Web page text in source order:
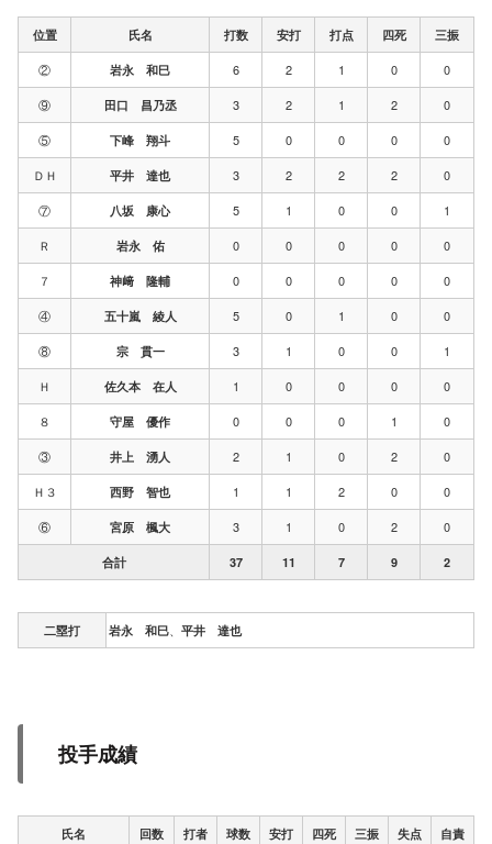
位置 氏名 打数 安打 打点 四死 三振
② 岩永 和巳 6 2 1 0
0
⑨
田口 昌乃丞 3 2 1 2
0
⑤
下峰 翔斗 5 0 0 0
0
ＤＨ
平井 達也 3 2 2 2
0
⑦
八坂 康心 5 1 0 0
1
Ｒ
岩永 佑 0 0 0 0
0
７
神﨑 隆輔 0 0 0 0
0
④
五十嵐 綾人 5 0 1 0
0
⑧
宗 貫一 3 1 0 0
1
Ｈ
佐久本 在人 1 0 0 0
0
８
守屋 優作 0 0 0 1
0
③
井上 湧人 2 1 0 2
0
Ｈ３
西野 智也 1 1 2 0
0
⑥
宮原 楓大 3 1 0 2 0
合計 37 11 7 9 2
二塁打 岩永 和巳 平井 達也
投手成績
氏名 回数 打者 球数 安打 四死 三振 失点 自責